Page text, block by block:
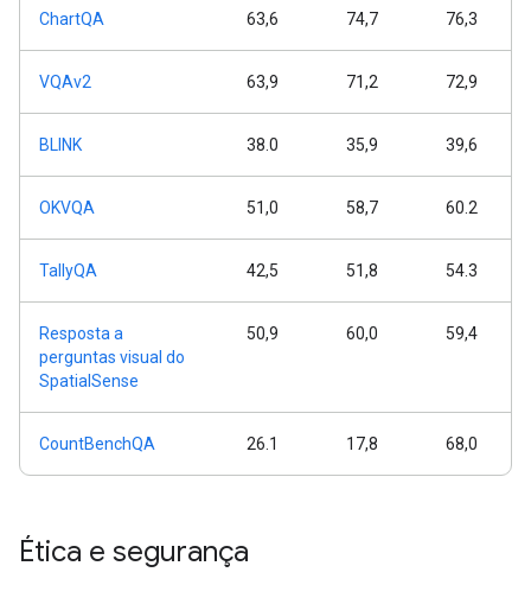
ChartQA 63,6 74,7 76,3
VQAv2 63,9 71,2 72,9
BLINK 38.0 35,9 39,6
OKVQA 51,0 58,7 60.2
TallyQA 42,5 51,8 54.3
Resposta a
perguntas visual do
SpatialSense
50,9 60,0 59,4
CountBenchQA 26.1 17,8 68,0
Ética e segurança